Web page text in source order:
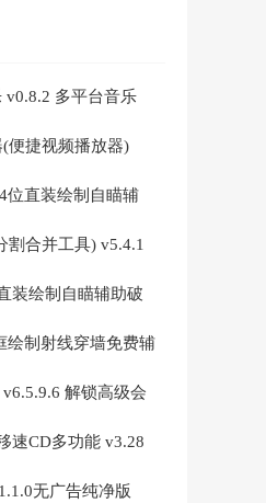
v0.8.2 多平台音乐
便捷视频播放器)
位直装绘制自瞄辅
割合并工具) v5.4.1
装绘制自瞄辅助破
绘制射线穿墙免费辅
解锁高级会
速CD多功能 v3.28
无广告纯净版